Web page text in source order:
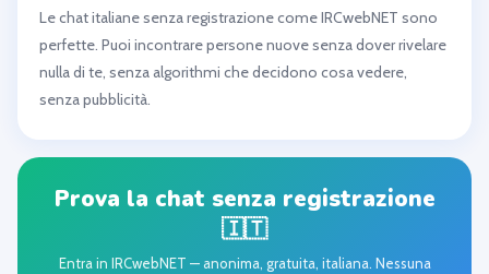
Le chat italiane senza registrazione come IRCwebNET sono
perfette. Puoi incontrare persone nuove senza dover rivelare
nulla di te, senza algorithmi che decidono cosa vedere,
senza pubblicità.
Prova la chat senza registrazione
🇮🇹
Entra in IRCwebNET — anonima, gratuita, italiana. Nessuna